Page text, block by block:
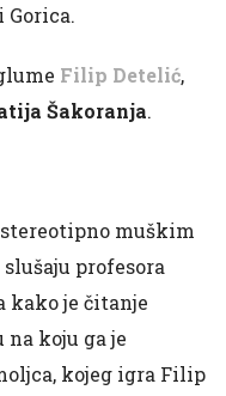
Gorica.
Filip Detelić,
Šakoranja.
muškim
profesora
kako je čitanje
koju ga je
kojeg igra Filip